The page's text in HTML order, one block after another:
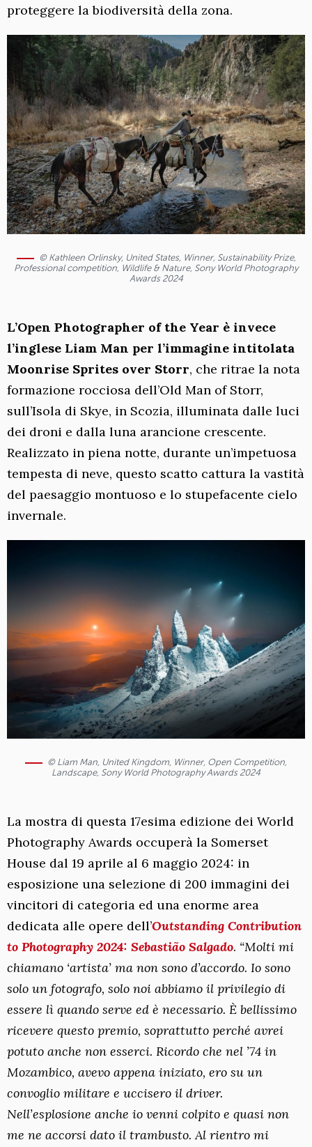
proteggere la biodiversità della zona.
© Kathleen Orlinsky, United States, Winner, Sustainability Prize,
Professional competition, Wildlife & Nature, Sony World Photography
Awards 2024
L’Open Photographer of the Year è invece
l’inglese Liam Man per l’immagine intitolata
Moonrise Sprites over Storr, che ritrae la nota
formazione rocciosa dell’Old Man of Storr,
sull’Isola di Skye, in Scozia, illuminata dalle luci
dei droni e dalla luna arancione crescente.
Realizzato in piena notte, durante un’impetuosa
tempesta di neve, questo scatto cattura la vastità
del paesaggio montuoso e lo stupefacente cielo
invernale.
© Liam Man, United Kingdom, Winner, Open Competition,
Landscape, Sony World Photography Awards 2024
La mostra di questa 17esima edizione dei World
Photography Awards occuperà la Somerset
House dal 19 aprile al 6 maggio 2024: in
esposizione una selezione di 200 immagini dei
vincitori di categoria ed una enorme area
dedicata alle opere dell’Outstanding Contribution
to Photography 2024: Sebastião Salgado. “Molti mi
chiamano ‘artista’ ma non sono d’accordo. Io sono
solo un fotografo, solo noi abbiamo il privilegio di
essere lì quando serve ed è necessario. È bellissimo
ricevere questo premio, soprattutto perché avrei
potuto anche non esserci. Ricordo che nel ’74 in
Mozambico, avevo appena iniziato, ero su un
convoglio militare e uccisero il driver.
Nell’esplosione anche io venni colpito e quasi non
me ne accorsi dato il trambusto. Al rientro mi